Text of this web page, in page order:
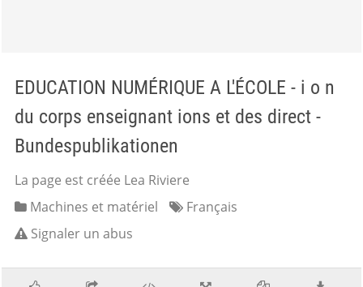
EDUCATION NUMÉRIQUE A L'ÉCOLE - i o n
du corps enseignant ions et des direct -
Bundespublikationen
La page est créée Lea Riviere
Machines et matériel
Français
Signaler un abus